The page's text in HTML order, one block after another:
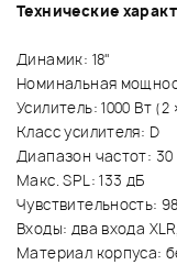
Технические
Динамик: 18"
Номинальная
Усилитель: 1000 Вт (2
Класс усилителя: D
Диапазон частот: 30
Макс. SPL: 133 дБ
Чувствительность:
Входы: два входа
Материал корпуса: